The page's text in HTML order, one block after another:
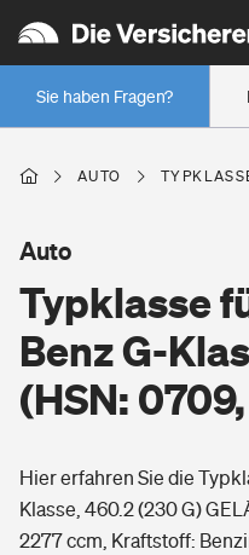
Sie haben Fragen?
Wer versichert was: Jetzt
Regionalklassen: So ist
Wer versichert was: Jetzt
Arbeitsrechtsschutz
Wohnen
Wohngebäudeversicherung
Hausratversicherung
Elementarversicherung
Pri­vate Haft­pflicht­
Gesundheit
AUTO
Typklasse
Benz G-
(HSN:
Auto
Hier erfahren Sie die
Klasse, 460.2 (230 G)
2277 ccm, Kraftstoff: